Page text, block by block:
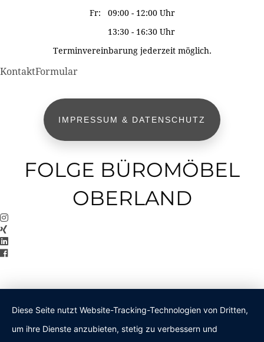
Fr: 09:00 - 12:00 Uhr
13:30 - 16:30 Uhr
Terminvereinbarung jederzeit möglich.
KontaktFormular
IMPRESSUM & DATENSCHUTZ
FOLGE BÜROMÖBEL
OBERLAND
Diese Seite nutzt Website-Tracking-Technologien von Dritten,
um ihre Dienste anzubieten, stetig zu verbessern und